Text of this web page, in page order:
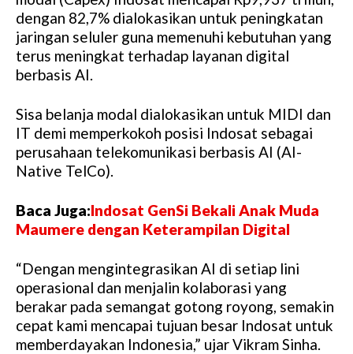
dengan 82,7% dialokasikan untuk peningkatan
jaringan seluler guna memenuhi kebutuhan yang
terus meningkat terhadap layanan digital
berbasis AI.
Sisa belanja modal dialokasikan untuk MIDI dan
IT demi memperkokoh posisi Indosat sebagai
perusahaan telekomunikasi berbasis AI (AI-
Native TelCo).
Baca Juga:Indosat GenSi Bekali Anak Muda
Maumere dengan Keterampilan Digital
“Dengan mengintegrasikan AI di setiap lini
operasional dan menjalin kolaborasi yang
berakar pada semangat gotong royong, semakin
cepat kami mencapai tujuan besar Indosat untuk
memberdayakan Indonesia,” ujar Vikram Sinha.